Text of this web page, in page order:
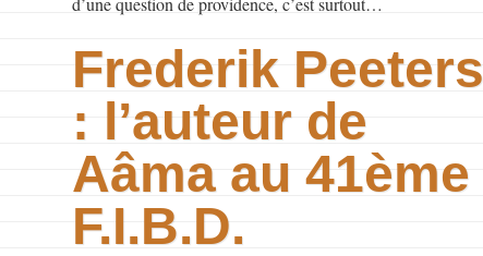
Frederik Peeters
: l’auteur de
Aâma au 41ème
F.I.B.D.